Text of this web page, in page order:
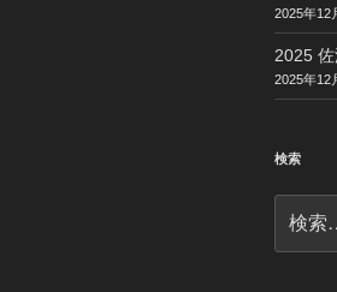
2025年12
2025 佐
2025年12
検索
索: